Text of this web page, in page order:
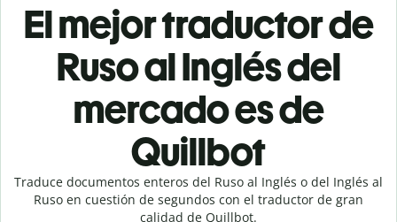
El mejor traductor de
Ruso al Inglés del
mercado es de
Quillbot
Traduce documentos enteros del Ruso al Inglés o del Inglés al
Ruso en cuestión de segundos con el traductor de gran
calidad de Quillbot.